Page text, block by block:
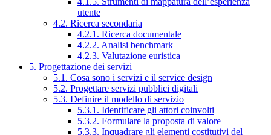
utente
4.2. Ricerca secondaria
4.2.1. Ricerca documentale
4.2.2. Analisi benchmark
4.2.3. Valutazione euristica
5. Progettazione dei servizi
5.1. Cosa sono i servizi e il service design
5.2. Progettare servizi pubblici digitali
5.3. Definire il modello di servizio
5.3.1. Identificare gli attori coinvolti
5.3.2. Formulare la proposta di valore
5.3.3. Inquadrare gli elementi costitutivi del